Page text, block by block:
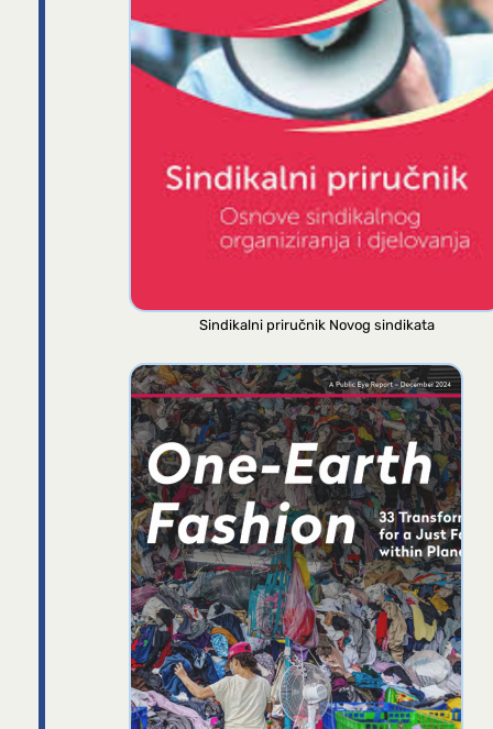
Sindikalni priručnik Novog sindikata